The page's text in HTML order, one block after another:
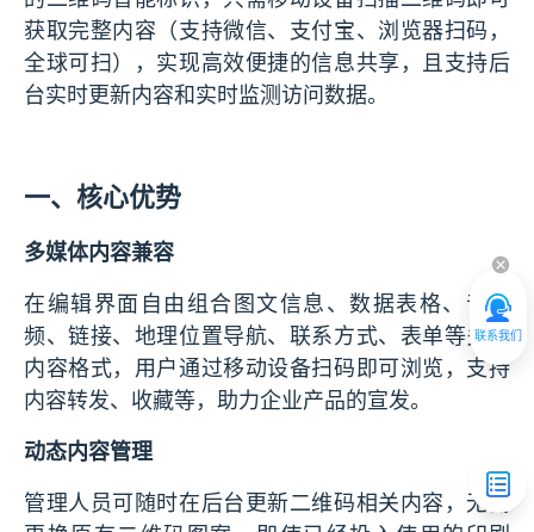
联系我们
获取完整内容（支持微信、支付宝、浏览器扫码，
全球可扫），实现高效便捷的信息共享，且支持后
台实时更新内容和实时监测访问数据。
一、核心优势
多媒体内容兼容
在编辑界面自由组合图文信息、数据表格、音视
频、链接、地理位置导航、联系方式、表单等多种
内容格式，用户通过移动设备扫码即可浏览，支持
内容转发、收藏等，助力企业产品的宣发。
动态内容管理
管理人员可随时在后台更新二维码相关内容，无需